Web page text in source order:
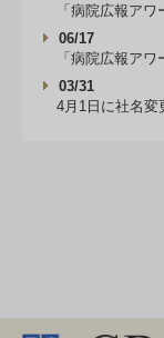
「病院広報ア
06/17
「病院広報ア
03/31
4月1日に社名変